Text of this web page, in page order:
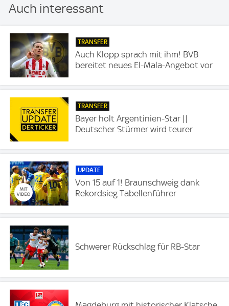
Auch interessant
TRANSFER
Auch Klopp sprach mit ihm! BVB
bereitet neues El-Mala-Angebot vor
TRANSFER
Bayer holt Argentinien-Star ||
Deutscher Stürmer wird teurer
UPDATE
Von 15 auf 1! Braunschweig dank
Rekordsieg Tabellenführer
Schwerer Rückschlag für RB-Star